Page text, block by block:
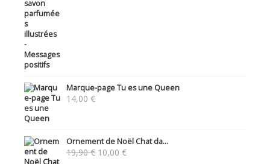
Marque-page Tu es une Queen
14,00 €
Ornement de Noël Chat da...
19,90€ Le
10,00 €Le